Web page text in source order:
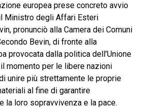
europea prese concreto avvio
Ministro degli Affari Esteri
pronunciò alla Camera dei Comuni
Bevin, di fronte alla
provocata dalla politica dell’Unione
momento per le libere nazioni
unire più strettamente le proprie
al fine di garantire
la loro sopravvivenza e la pace.